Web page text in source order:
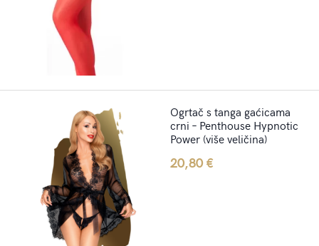
Ogrtač s tanga gaćicama
crni – Penthouse Hypnotic
Power (više veličina)
20,80€